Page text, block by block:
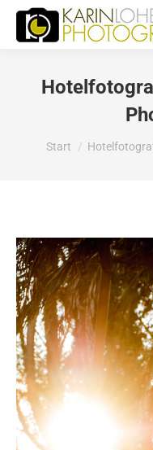
Sie befinden sich
Start